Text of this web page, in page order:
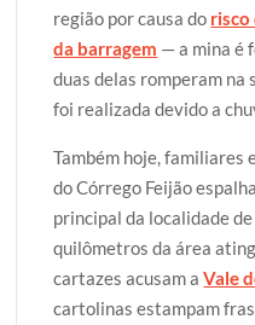
região por causa do risco
da barragem — a mina é
duas delas romperam
foi realizada devido a
Também hoje, familiares
do Córrego Feijão
principal da localidade
quilômetros da área
cartazes acusam aVale
cartolinas estampam